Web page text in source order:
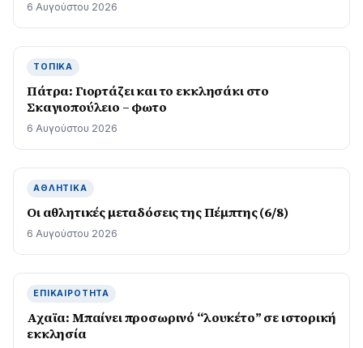
6 Αυγούστου 2026
ΤΟΠΙΚΆ
Πάτρα: Γιορτάζει και το εκκλησάκι στο
Σκαγιοπούλειο – φωτο
6 Αυγούστου 2026
ΑΘΛΗΤΙΚΆ
Οι αθλητικές μεταδόσεις της Πέμπτης (6/8)
6 Αυγούστου 2026
ΕΠΙΚΑΙΡΌΤΗΤΑ
Αχαϊα: Μπαίνει προσωρινό “λουκέτο” σε ιστορική
εκκλησία